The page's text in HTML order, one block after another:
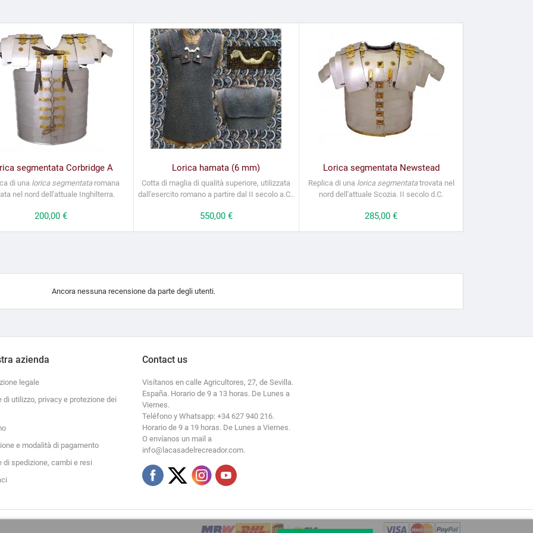
segmentata Corbridge A
di una lorica segmentataromana
nel nord dell'attuale Inghilterra.
Prezzo
200,00 €
Lorica hamata (6 mm)
Cotta di maglia di qualità superiore, utilizzata
dall'esercito romano a partire dal II secolo a.C..
Prezzo
550,00 €
Lorica segmentata Newstead
Replica di una lorica segmentatatrovata nel
nord dell'attuale Scozia. II secolo d.C.
Prezzo
285,00 €
Ancora nessuna recensione da parte degli utenti.
azienda
legale
di utilizzo, privacy e protezione dei
e modalità di pagamento
di spedizione, cambi e resi
Contact us
Visítanos en calle Agricultores, 27, de Sevilla.
España. Horario de 9 a 13 horas. De Lunes a
Viernes.
Teléfono y Whatsapp: +34 627 940 216.
Horario de 9 a 19 horas. De Lunes a Viernes.
O envíanos un mail a
info@lacasadelrecreador.com.